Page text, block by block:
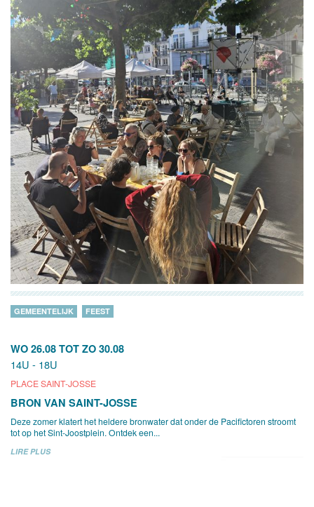
WO 26.08 TOT ZO 30.08
14U - 18U
PLACE SAINT-JOSSE
GEMEENTELIJK FEEST
BRON VAN SAINT-JOSSE
Deze zomer klatert het heldere bronwater dat onder de Pacifictoren stroomt
tot op het Sint-Joostplein. Ontdek een...
LIRE PLUS